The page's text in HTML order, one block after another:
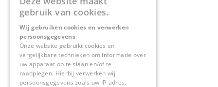
Contact
Tuincentrum Daniëls
Herkenbosserweg 4
6063 NL Vlodrop
0475-534298
gebruik van cookies.
Wij gebruiken cookies en verwerken
persoonsgegevens
Onze website gebruikt cookies en
vergelijkbare technieken om informatie over
uw apparaat op te slaan en/of te
raadplegen. Hierbij verwerken wij
persoonsgegevens zoals uw IP-adres,